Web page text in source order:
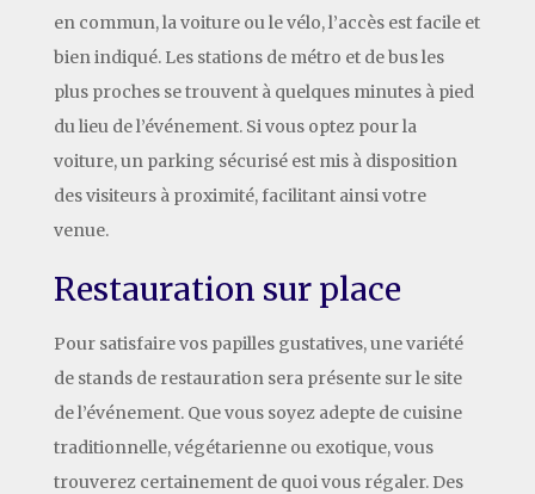
en commun, la voiture ou le vélo, l’accès est facile et
bien indiqué. Les stations de métro et de bus les
plus proches se trouvent à quelques minutes à pied
du lieu de l’événement. Si vous optez pour la
voiture, un parking sécurisé est mis à disposition
des visiteurs à proximité, facilitant ainsi votre
venue.
Restauration sur place
Pour satisfaire vos papilles gustatives, une variété
de stands de restauration sera présente sur le site
de l’événement. Que vous soyez adepte de cuisine
traditionnelle, végétarienne ou exotique, vous
trouverez certainement de quoi vous régaler. Des